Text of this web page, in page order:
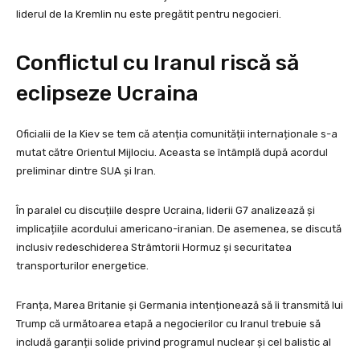
liderul de la Kremlin nu este pregătit pentru negocieri.
Conflictul cu Iranul riscă să
eclipseze Ucraina
Oficialii de la Kiev se tem că atenția comunității internaționale s-a
mutat către Orientul Mijlociu. Aceasta se întâmplă după acordul
preliminar dintre SUA și Iran.
În paralel cu discuțiile despre Ucraina, liderii G7 analizează și
implicațiile acordului americano-iranian. De asemenea, se discută
inclusiv redeschiderea Strâmtorii Hormuz și securitatea
transporturilor energetice.
Franța, Marea Britanie și Germania intenționează să îi transmită lui
Trump că următoarea etapă a negocierilor cu Iranul trebuie să
includă garanții solide privind programul nuclear și cel balistic al